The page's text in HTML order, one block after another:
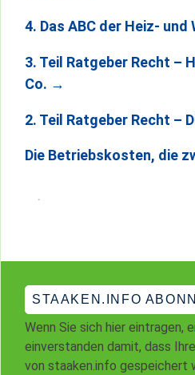
4. Das ABC der Heiz-
3. Teil Ratgeber Recht –
Co. →
2. Teil Ratgeber Recht –
Die Betriebskosten, die
STAAKEN.INFO
Wenn Sie sich hier eintragen,
einverstanden damit, dass
von staaken.info gespeichert